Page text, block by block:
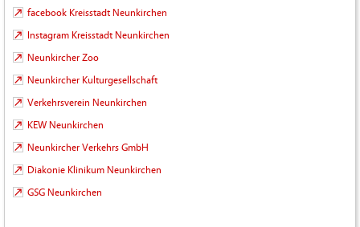
facebook Kreisstadt Neunkirchen
Instagram Kreisstadt Neunkirchen
Neunkircher Zoo
Neunkircher Kulturgesellschaft
Verkehrsverein Neunkirchen
KEW Neunkirchen
Neunkircher Verkehrs GmbH
Diakonie Klinikum Neunkirchen
GSG Neunkirchen